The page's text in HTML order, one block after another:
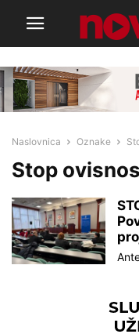
Naslovnica Oznake
Stop